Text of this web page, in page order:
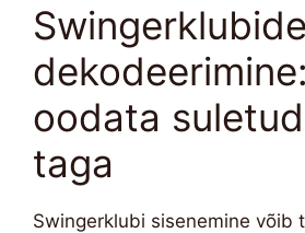
Swingerklubide
oodata
taga
Swingerklubi sisenemine võib